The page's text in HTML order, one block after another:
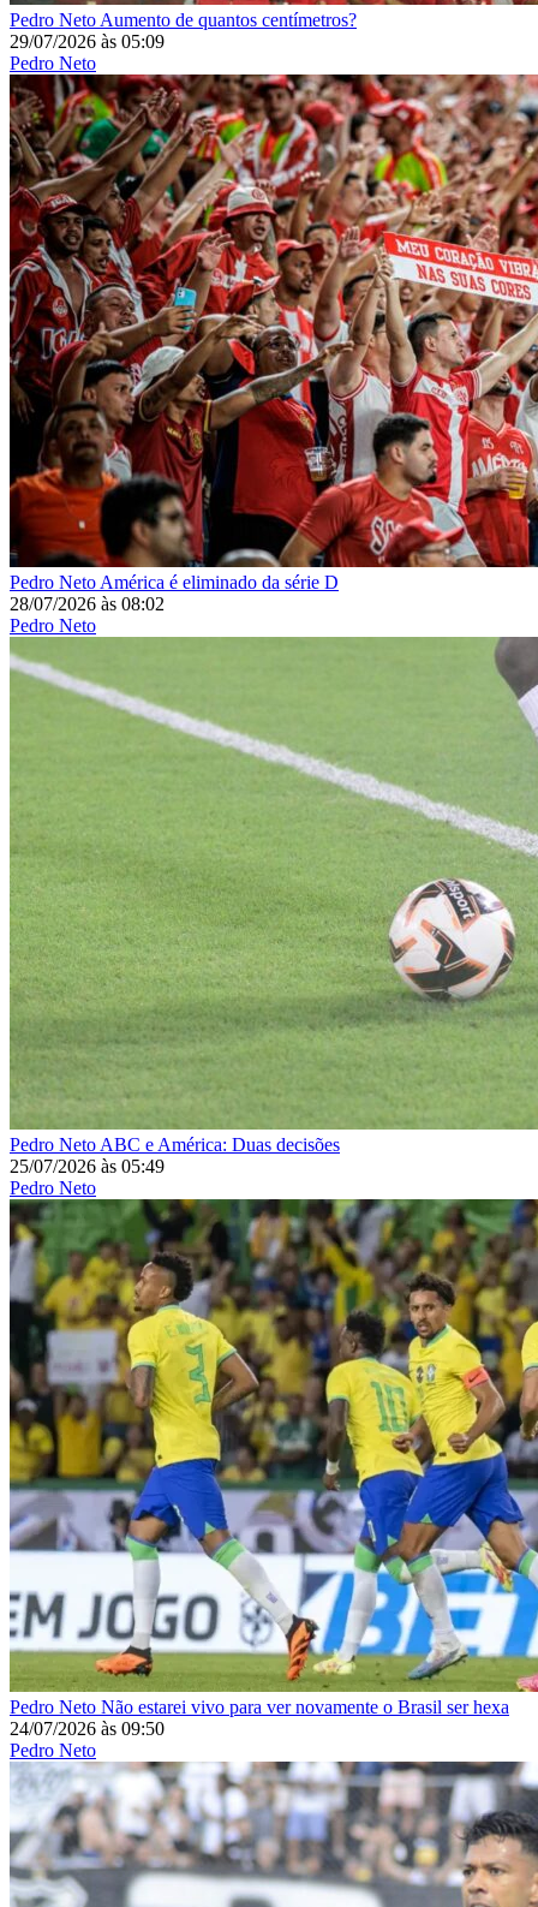
Pedro Neto Aumento de quantos centímetros?
29/07/2026 às 05:09
Pedro Neto
Pedro Neto América é eliminado da série D
28/07/2026 às 08:02
Pedro Neto
Pedro Neto ABC e América: Duas decisões
25/07/2026 às 05:49
Pedro Neto
Pedro Neto Não estarei vivo para ver novamente o Brasil ser hexa
24/07/2026 às 09:50
Pedro Neto